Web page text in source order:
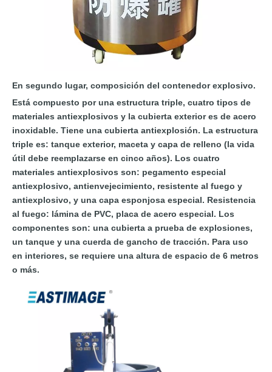
En segundo lugar, composición del contenedor explosivo.
Está compuesto por una estructura triple, cuatro tipos de
materiales antiexplosivos y la cubierta exterior es de acero
inoxidable. Tiene una cubierta antiexplosión. La estructura
triple es: tanque exterior, maceta y capa de relleno (la vida
útil debe reemplazarse en cinco años). Los cuatro
materiales antiexplosivos son: pegamento especial
antiexplosivo, antienvejecimiento, resistente al fuego y
antiexplosivo, y una capa esponjosa especial. Resistencia
al fuego: lámina de PVC, placa de acero especial. Los
componentes son: una cubierta a prueba de explosiones,
un tanque y una cuerda de gancho de tracción. Para uso
en interiores, se requiere una altura de espacio de 6 metros
o más.